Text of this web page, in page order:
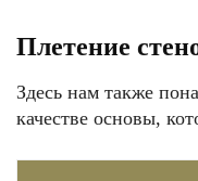
Плетение
Здесь нам также
качестве основы,